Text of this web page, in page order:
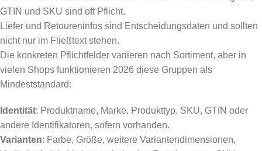
GTIN und SKU sind oft Pflicht.
Liefer und Retoureninfos sind Entscheidungsdaten und sollten
nicht nur im Fließtext stehen.
Die konkreten Pflichtfelder variieren nach Sortiment, aber in
vielen Shops funktionieren 2026 diese Gruppen als
Mindeststandard:
Identität: Produktname, Marke, Produkttyp, SKU, GTIN oder
andere Identifikatoren, sofern vorhanden.
Varianten: Farbe, Größe, weitere Variantendimensionen,